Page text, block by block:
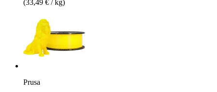
(33,49 € / kg)
Prusa